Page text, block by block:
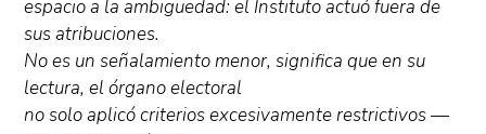
espacio a la ambigüedad: el Instituto actuó fuera de
sus atribuciones.
No es un señalamiento menor, significa que en su
lectura, el órgano electoral
no solo aplicó criterios excesivamente restrictivos —